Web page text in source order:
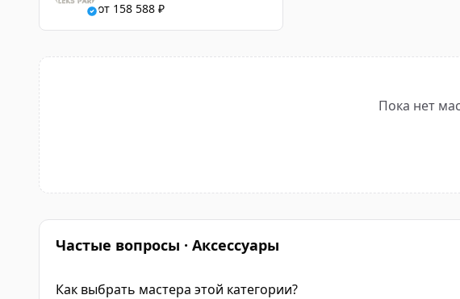
от 158 588 ₽
Пока нет
Частые вопросы · Аксессуары
Как выбрать мастера этой категории?